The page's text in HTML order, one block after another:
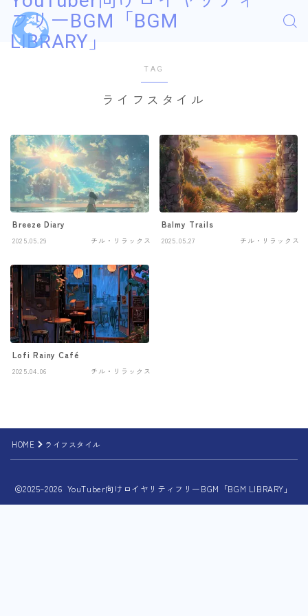
フリーBGM「BGM
LIBRARY」
TAG
ライフスタイル
Breeze Diary
2025.05.29 チル・リラックス
Balmy Trails
2025.05.27 チル・リラックス
Lofi Rainy Café
2025.04.06 チル・リラックス
HOME ライフスタイル
2025–2026 YouTuber向けロイヤリティフリーBGM「BGM LIBRARY」